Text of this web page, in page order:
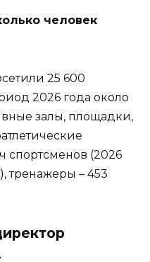
человек
25 600
2026 года около
залы, площадки,
спортсменов (2026
тренажеры – 453